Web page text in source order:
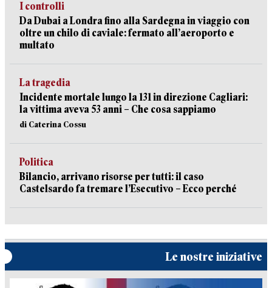
I controlli
Da Dubai a Londra fino alla Sardegna in viaggio con
oltre un chilo di caviale: fermato all’aeroporto e
multato
La tragedia
Incidente mortale lungo la 131 in direzione Cagliari:
la vittima aveva 53 anni – Che cosa sappiamo
di Caterina Cossu
Politica
Bilancio, arrivano risorse per tutti: il caso
Castelsardo fa tremare l’Esecutivo – Ecco perché
Le nostre iniziative